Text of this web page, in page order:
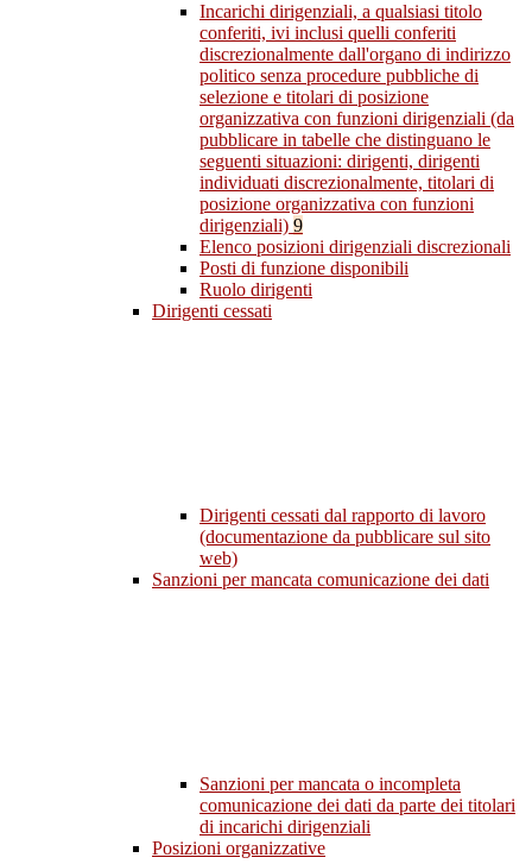
Incarichi dirigenziali, a qualsiasi titolo
conferiti, ivi inclusi quelli conferiti
discrezionalmente dall'organo di indirizzo
politico senza procedure pubbliche di
selezione e titolari di posizione
organizzativa con funzioni dirigenziali (da
pubblicare in tabelle che distinguano le
seguenti situazioni: dirigenti, dirigenti
individuati discrezionalmente, titolari di
posizione organizzativa con funzioni
dirigenziali) 9
Elenco posizioni dirigenziali discrezionali
Posti di funzione disponibili
Ruolo dirigenti
Dirigenti cessati
Dirigenti cessati dal rapporto di lavoro
(documentazione da pubblicare sul sito
web)
Sanzioni per mancata comunicazione dei dati
Sanzioni per mancata o incompleta
comunicazione dei dati da parte dei titolari
di incarichi dirigenziali
Posizioni organizzative